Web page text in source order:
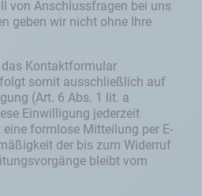
von Anschlussfragen bei uns
geben wir nicht ohne Ihre
Kontaktformular
somit ausschließlich auf
(Art. 6 Abs. 1 lit. a
Einwilligung jederzeit
formlose Mitteilung per E-
der bis zum Widerruf
bleibt vom